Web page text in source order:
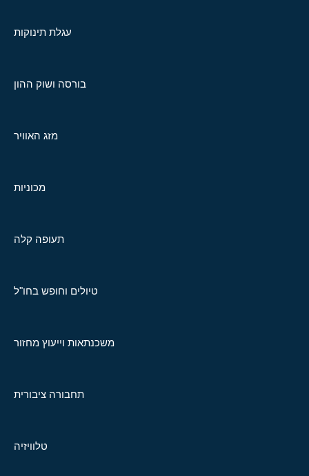
עגלת תינוקות
בורסה ושוק ההון
מזג האוויר
מכוניות
תעופה קלה
טיולים וחופש בחו"ל
משכנתאות וייעוץ מחזור
תחבורה ציבורית
טלוויזיה